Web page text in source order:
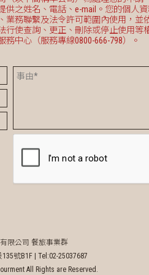
供之姓名、電話、e-mail。您的個人
業務聯繫及法令許可範圍內使用，並
行使查詢、更正、刪除或停止使用等
中心（服務專線0800-666-798）。
限公司 餐旅事業群
號B1F | Tel:02-25037687
All Rights are Reserved.